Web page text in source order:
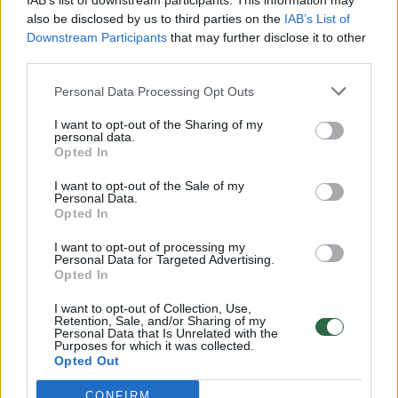
also be disclosed by us to third parties on the IAB’s List of
Downstream Participants that may further disclose it to other
Personal Data Processing Opt Outs
I want to opt-out of the Sharing of my
personal data.
Opted In
I want to opt-out of the Sale of my
Personal Data.
Opted In
I want to opt-out of processing my
Personal Data for Targeted Advertising.
Opted In
I want to opt-out of Collection, Use,
Retention, Sale, and/or Sharing of my
Personal Data that Is Unrelated with the
Purposes for which it was collected.
Opted Out
CONFIRM
vaiko gyvybių išgelbėti nepavyko
Žinios | Lietuvos diena
00:00:57
Savaitės vidurys nusimato karštas: temperatūra kils iki
32 laipsnių šilumos
Žinios | Orai
V. Zalužno pasisakymą laiko bandymu įsitvirtinti
Laidos | Nauja diena
00:00:59
Nufilmavo, kaip patvino Vilniaus Vakarinis aplinkkelis:
vaizdas pribloškia